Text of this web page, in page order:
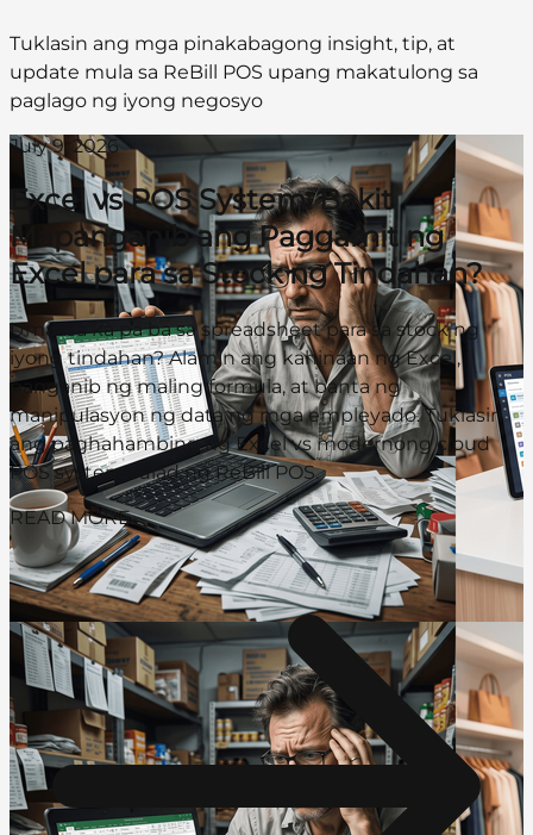
Tuklasin ang mga pinakabagong insight, tip, at
update mula sa ReBill POS upang makatulong sa
paglago ng iyong negosyo
July 9, 2026
Excel vs POS System: Bakit
Mapanganib ang Paggamit ng
Excel para sa Stock ng Tindahan?
Umaasa ka pa ba sa spreadsheet para sa stock ng
iyong tindahan? Alamin ang kahinaan ng Excel,
panganib ng maling formula, at banta ng
manipulasyon ng data ng mga empleyado. Tuklasin
ang paghahambing ng Excel vs modernong cloud
POS system tulad ng ReBill POS.
READ MORE